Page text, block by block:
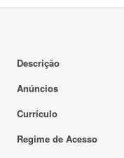
Descrição
Anúncios
Currículo
Regime de Acesso